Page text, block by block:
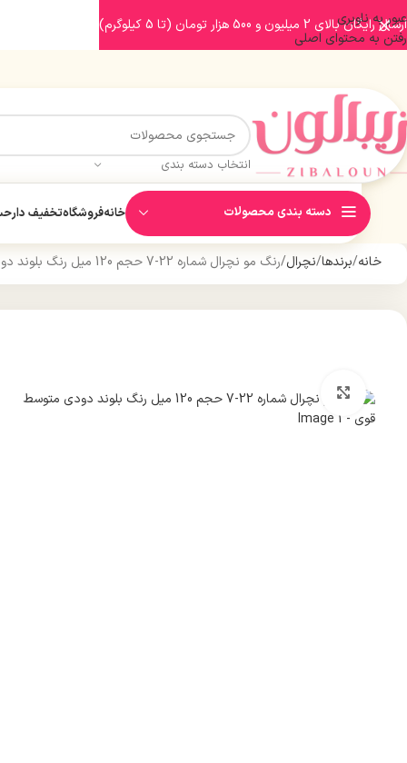
عبور به ناوبری
رفتن به محتوای اصلی
انتخاب دسته بندی
دسته بندی محصولات خانهفروشگاهتخفیف دار
خانه برندها نچرال رنگ مو نچرال شماره 22-7 حجم 120 میل رنگ بلوند دودی متوسط قوی
بزرگنمایی تصویر
ارسال رایگان بالای 2 میلیون و 500 هزار تومان (تا 5 کیلوگرم)